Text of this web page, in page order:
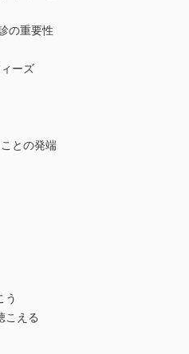
の重要性
ーズ
との発端
う
こえる